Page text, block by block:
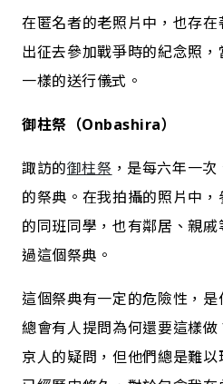
在匿名者的老照片中，也存
出征去參加戰爭時的紀念照
一樣的送行儀式。
御柱祭（Onbashira）
諏訪的御柱祭 ，是每六年一
的祭典。在我拍攝的照片中
的同班同學，也有鄰居、親
過這個祭典。
這個祭典有一定的危險性，
總會有人提問為何還要這樣
京人的疑問，但他們總是難